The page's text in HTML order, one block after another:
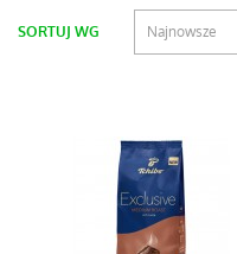
SORTUJ WG Najnowsze